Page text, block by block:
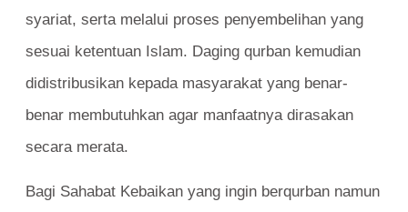
syariat, serta melalui proses penyembelihan yang
sesuai ketentuan Islam. Daging qurban kemudian
didistribusikan kepada masyarakat yang benar-
benar membutuhkan agar manfaatnya dirasakan
secara merata.
Bagi Sahabat Kebaikan yang ingin berqurban namun